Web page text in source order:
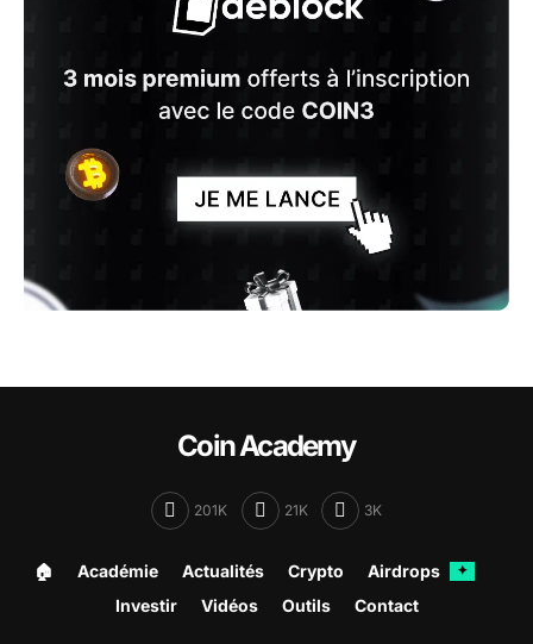
Coin Academy
201K 21K 3K
🏠︎ Académie Actualités Crypto Airdrops ✦
Investir Vidéos Outils Contact